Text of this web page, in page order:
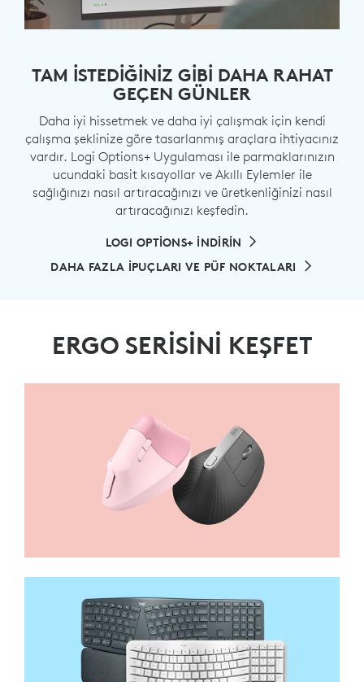
TAM ISTEDIĞINIZ GIBI DAHA RAHAT
GEÇEN GÜNLER
Daha iyi hissetmek ve daha iyi çalışmak için kendi
çalışma şeklinize göre tasarlanmış araçlara ihtiyacınız
vardır. Logi Options+ Uygulaması ile parmaklarınızın
ucundaki basit kısayollar ve Akıllı Eylemler ile
sağlığınızı nasıl artıracağınızı ve üretkenliğinizi nasıl
artıracağınızı keşfedin.
LOGI OPTIONS+ INDIRIN
DAHA FAZLA İPUÇLARI VE PÜF NOKTALARI
ERGO SERİSİNİ KEŞFET